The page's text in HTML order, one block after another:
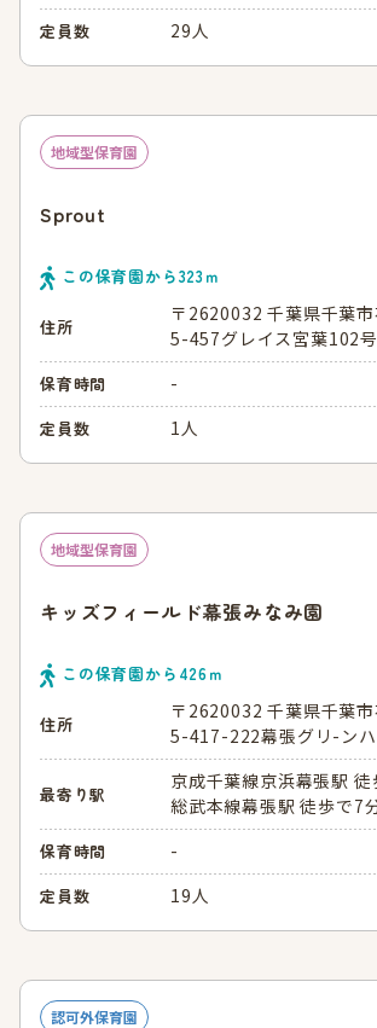
定員数 29人
地域型保育園
Sprout
この保育園から323ｍ
住所
〒2620032 千葉県千葉
5-457グレイス宮葉102
保育時間 -
定員数 1人
地域型保育園
キッズフィールド幕張みなみ園
この保育園から 426ｍ
住所
〒2620032 千葉県千葉
5-417-222幕張グリ-ン
最寄り駅
京成千葉線京浜幕張駅
総武本線幕張駅 徒歩で7
保育時間 -
定員数 19人
認可外保育園